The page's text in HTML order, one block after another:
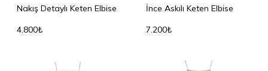
Nakış Detaylı Keten Elbise
4.800₺
İnce Askılı Keten Elbise
7.200₺